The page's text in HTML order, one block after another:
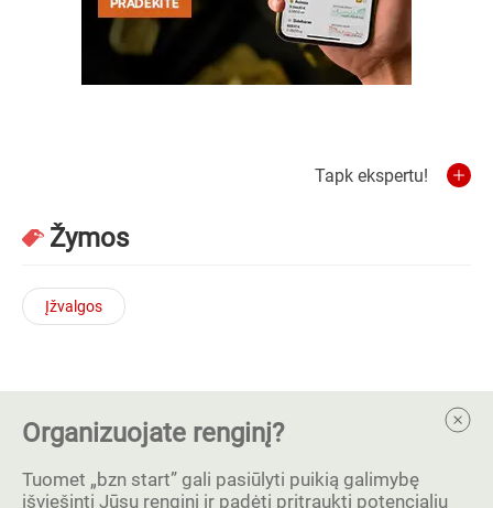
Tapk ekspertu!
Žymos
Įžvalgos
Organizuojate renginį?
Tuomet „bzn start” gali pasiūlyti puikią galimybę
išviešinti Jūsų renginį ir padėti pritraukti potencialių